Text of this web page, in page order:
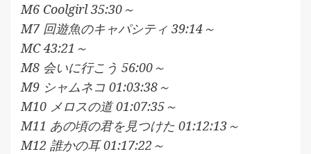
M6 Coolgirl 35:30～
M7 回遊魚のキャパシティ 39:14～
MC 43:21～
M8 会いに行こう 56:00～
M9 シャムネコ 01:03:38～
M10 メロスの道 01:07:35～
M11 あの頃の君を見つけた 01:12:13～
M12 誰かの耳 01:17:22～